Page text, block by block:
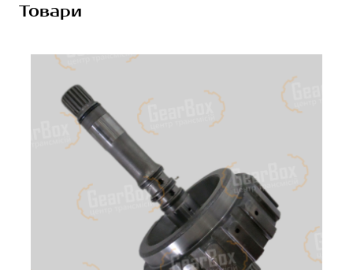
Товари